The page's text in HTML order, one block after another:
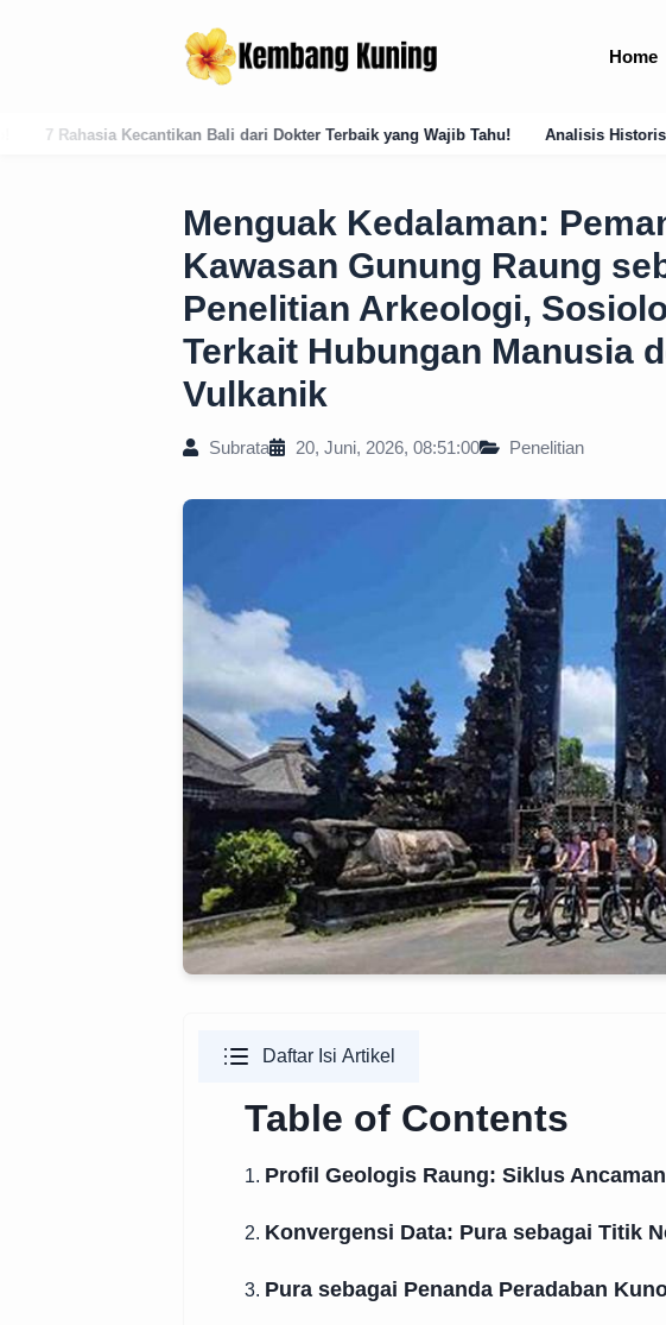
Home
dari Dokter Terbaik yang Wajib Tahu! Analisis Historis: Masuknya Islam ke Maluku
Menguak Kedalaman:
Kawasan Gunung Raung
Penelitian Arkeologi,
Terkait Hubungan Manusia
Vulkanik
Subrata 20, Juni, 2026, 08:51:00 Penelitian
Daftar Isi Artikel
Table of Contents
1. Profil Geologis Raung: Siklus
2. Konvergensi Data: Pura sebagai Titik
3. Pura sebagai Penanda Peradaban